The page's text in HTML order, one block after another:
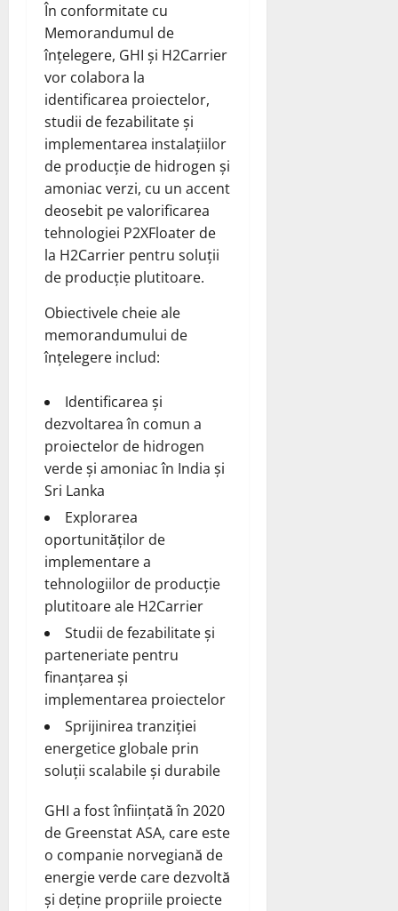
În conformitate cu
Memorandumul de
înțelegere, GHI și H2Carrier
vor colabora la
identificarea proiectelor,
studii de fezabilitate și
implementarea instalațiilor
de producție de hidrogen și
amoniac verzi, cu un accent
deosebit pe valorificarea
tehnologiei P2XFloater de
la H2Carrier pentru soluții
de producție plutitoare.
Obiectivele cheie ale
memorandumului de
înțelegere includ:
Identificarea și
dezvoltarea în comun a
proiectelor de hidrogen
verde și amoniac în India și
Sri Lanka
Explorarea
oportunităților de
implementare a
tehnologiilor de producție
plutitoare ale H2Carrier
Studii de fezabilitate și
parteneriate pentru
finanțarea și
implementarea proiectelor
Sprijinirea tranziției
energetice globale prin
soluții scalabile și durabile
GHI a fost înființată în 2020
de Greenstat ASA, care este
o companie norvegiană de
energie verde care dezvoltă
și deține propriile proiecte